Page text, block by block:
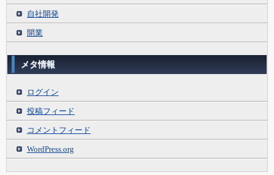
自社開発
開業
メタ情報
ログイン
投稿フィード
コメントフィード
WordPress.org